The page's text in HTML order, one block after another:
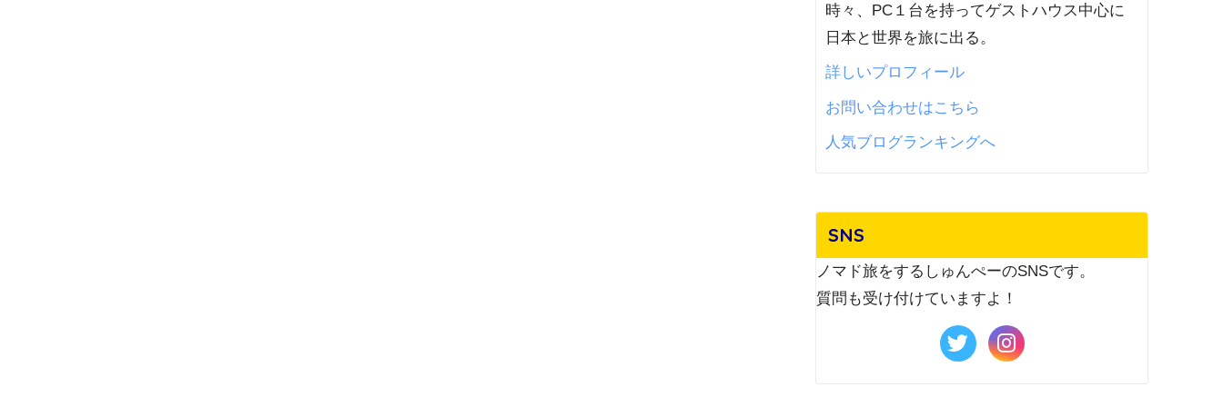
時々、PC１台を持ってゲストハウス中心に
日本と世界を旅に出る。
詳しいプロフィール
お問い合わせはこちら
人気ブログランキングへ
SNS
ノマド旅をするしゅんぺーのSNSです。
質問も受け付けていますよ！